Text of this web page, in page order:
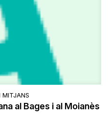
MITJANS
al Bages i al Moianès